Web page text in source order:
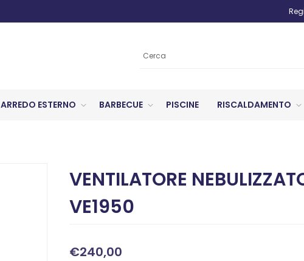
ARREDO ESTERNO BARBECUE PISCINE RISCALDAMENTO
VENTILATORE
VE1950
€240,00